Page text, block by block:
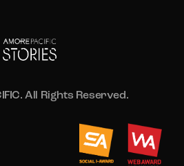
All Rights Reserved.